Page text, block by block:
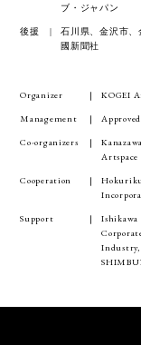
ブ・ジャパン
後援
石川県、金沢市
國新聞社
Organizer
KOGEI
Management
Co-organizers
Cooperation
Support
Ishikawa